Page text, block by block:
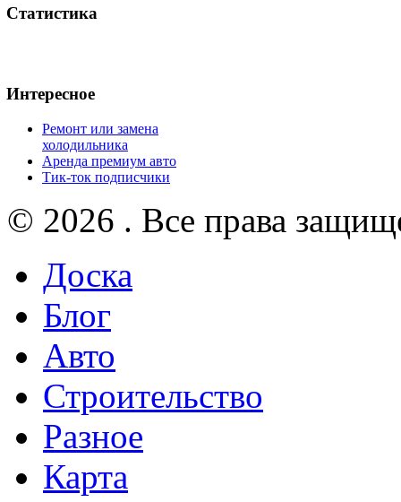
Статистика
Интересное
Ремонт или замена
холодильника
Аренда премиум авто
Тик-ток подписчики
© 2026 . Все права
Доска
Блог
Авто
Строительство
Разное
Карта